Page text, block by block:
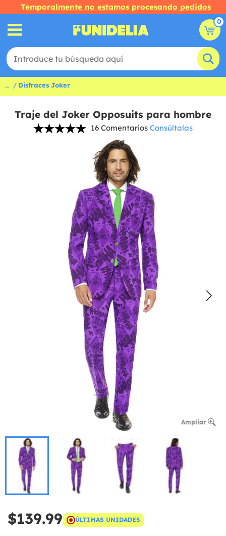
Temporalmente no estamos procesando pedidos
0
... Disfraces Joker
Traje del Joker Opposuits para hombre
16 Comentarios Consúltalas
Ampliar
$139.99 ÚLTIMAS UNIDADES